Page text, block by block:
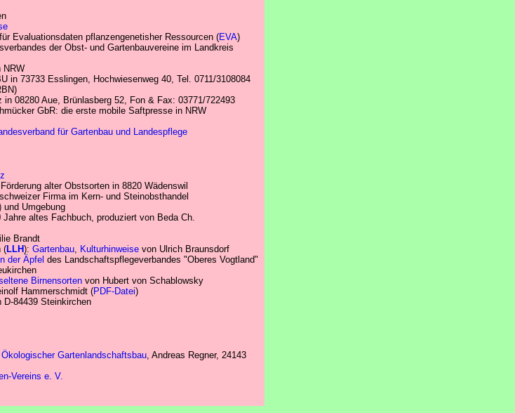
Evaluationsdaten pflanzengenetisher Ressourcen (EVA)
der Obst- und Gartenbauvereine im Landkreis
NRW
in 73733 Esslingen, Hochwiesenweg 40, Tel. 0711/3108084
in 08280 Aue, Brünlasberg 52, Fon & Fax: 03771/722493
GbR: die erste mobile Saftpresse in NRW
für Gartenbau und Landespflege
alter Obstsorten in 8820 Wädenswil
Firma im Kern- und Steinobsthandel
Umgebung
Jahre altes Fachbuch, produziert von Beda Ch.
Brandt
(LLH): Gartenbau Kulturhinweise von Ulrich Braunsdorf
der Äpfel des Landschaftspflegeverbandes "Oberes Vogtland"
Birnensorten von Hubert von Schablowsky
Hammerschmidt (PDF-Datei)
84439 Steinkirchen
Ökologischer Gartenlandschaftsbau , Andreas Regner, 24143
Vereins e. V.